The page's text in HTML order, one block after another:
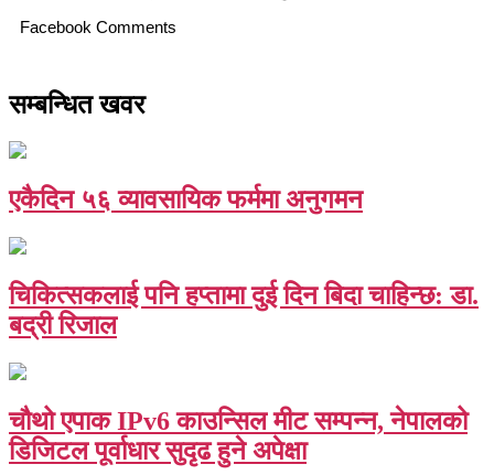
Facebook Comments
सम्बन्धित खवर
एकैदिन ५६ व्यावसायिक फर्ममा अनुगमन
चिकित्सकलाई पनि हप्तामा दुई दिन बिदा चाहिन्छ: डा.
बद्री रिजाल
चौथो एपाक IPv6 काउन्सिल मीट सम्पन्न, नेपालको
डिजिटल पूर्वाधार सुदृढ हुने अपेक्षा